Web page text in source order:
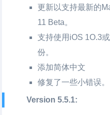
更新以支持最新的
11 Beta。
支持使用iOS 1O.3
份。
添加简体中文
修复了一些小错误。
Version 5.5.1: